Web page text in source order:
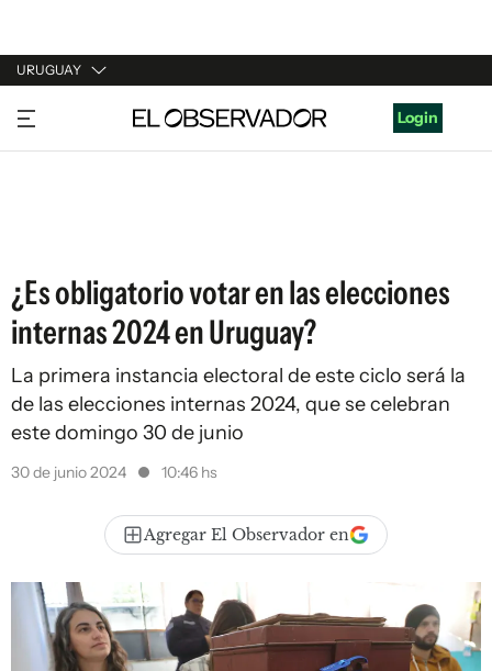
URUGUAY
URUGUAY
ARGENTINA
Login
¿Es obligatorio votar en las elecciones
internas 2024 en Uruguay?
La primera instancia electoral de este ciclo será la
de las elecciones internas 2024, que se celebran
este domingo 30 de junio
30 de junio 2024 10:46 hs
Agregar El Observador en